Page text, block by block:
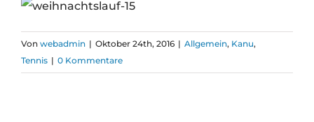
Von webadmin | Oktober 24th, 2016 | Allgemein, Kanu,
Tennis | 0 Kommentare